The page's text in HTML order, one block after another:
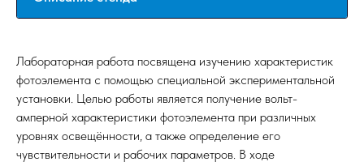
Лабораторная работа посвящена изучению характеристик
фотоэлемента с помощью специальной экспериментальной
установки. Целью работы является получение вольт-
амперной характеристики фотоэлемента при различных
уровнях освещённости, а также определение его
чувствительности и рабочих параметров. В ходе